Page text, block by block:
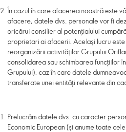
În cazul în care afacerea noastră este
afacere, datele dvs. personale vor fi
oricărui consilier al potențialului
proprietari ai afacerii. Același lucru este
reorganizării activităților Grupului
consolidarea sau schimbarea funcțiilor
Grupului), caz în care datele
transferate unei entități relevante din
Prelucrăm datele dvs. cu caracter
Economic European (și anume toate